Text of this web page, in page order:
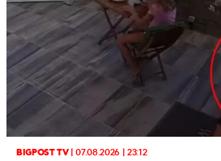
BIGPOST TV|07.08.2026 | 23:12